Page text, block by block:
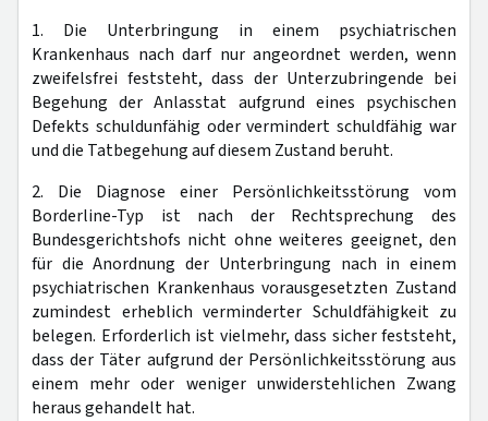
1. Die Unterbringung in einem psychiatrischen
Krankenhaus nach darf nur angeordnet werden, wenn
zweifelsfrei feststeht, dass der Unterzubringende bei
Begehung der Anlasstat aufgrund eines psychischen
Defekts schuldunfähig oder vermindert schuldfähig war
und die Tatbegehung auf diesem Zustand beruht.
2. Die Diagnose einer Persönlichkeitsstörung vom
Borderline-Typ ist nach der Rechtsprechung des
Bundesgerichtshofs nicht ohne weiteres geeignet, den
für die Anordnung der Unterbringung nach in einem
psychiatrischen Krankenhaus vorausgesetzten Zustand
zumindest erheblich verminderter Schuldfähigkeit zu
belegen. Erforderlich ist vielmehr, dass sicher feststeht,
dass der Täter aufgrund der Persönlichkeitsstörung aus
einem mehr oder weniger unwiderstehlichen Zwang
heraus gehandelt hat.